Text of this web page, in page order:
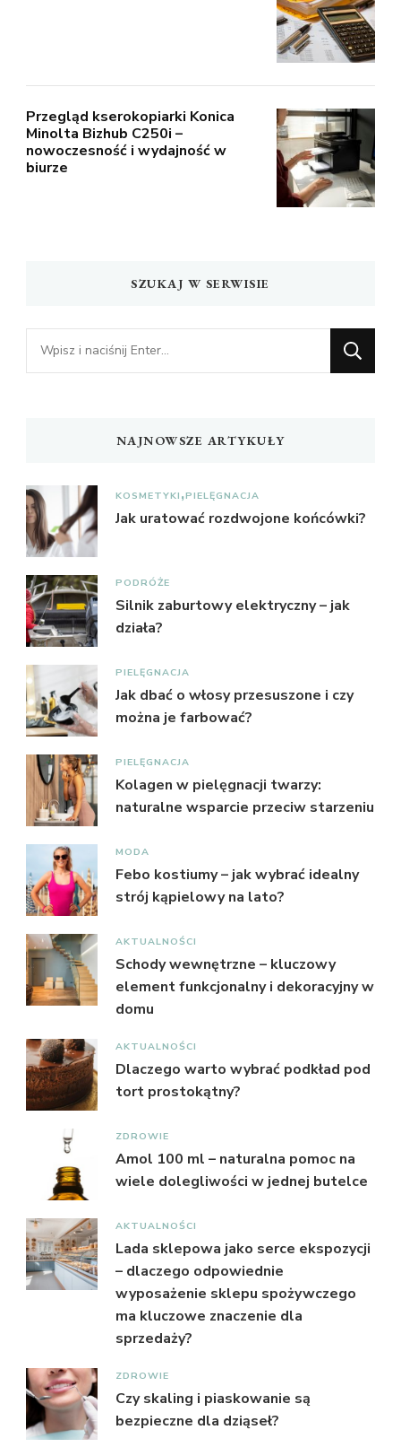
Przegląd kserokopiarki Konica
Minolta Bizhub C250i –
nowoczesność i wydajność w
biurze
SZUKAJ W SERWISIE
Szukasz
czegoś?
NAJNOWSZE ARTYKUŁY
KOSMETYKI PIELĘGNACJA
Jak uratować rozdwojone końcówki?
PODRÓŻE
Silnik zaburtowy elektryczny – jak
działa?
PIELĘGNACJA
Jak dbać o włosy przesuszone i czy
można je farbować?
PIELĘGNACJA
Kolagen w pielęgnacji twarzy:
naturalne wsparcie przeciw starzeniu
MODA
Febo kostiumy – jak wybrać idealny
strój kąpielowy na lato?
AKTUALNOŚCI
Schody wewnętrzne – kluczowy
element funkcjonalny i dekoracyjny w
domu
AKTUALNOŚCI
Dlaczego warto wybrać podkład pod
tort prostokątny?
ZDROWIE
Amol 100 ml – naturalna pomoc na
wiele dolegliwości w jednej butelce
AKTUALNOŚCI
Lada sklepowa jako serce ekspozycji
– dlaczego odpowiednie
wyposażenie sklepu spożywczego
ma kluczowe znaczenie dla
sprzedaży?
ZDROWIE
Czy skaling i piaskowanie są
bezpieczne dla dziąseł?